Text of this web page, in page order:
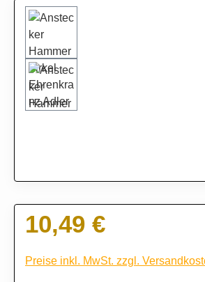
Bildergalerie überspringen
Regulärer Preis:
10,49 €
Preise inkl. MwSt. zzgl.